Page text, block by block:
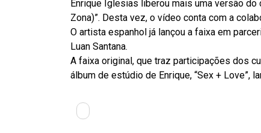
Enrique Iglesias liberou mais uma versão
Zona)”. Desta vez, o vídeo conta com a
O artista espanhol já lançou a faixa em
Luan Santana.
A faixa original, que traz participações dos
álbum de estúdio de Enrique, “Sex + Love”,